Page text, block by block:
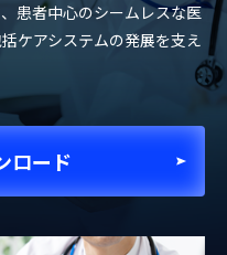
患者中心のシームレスな医
ケアシステムの発展を支え
ロード